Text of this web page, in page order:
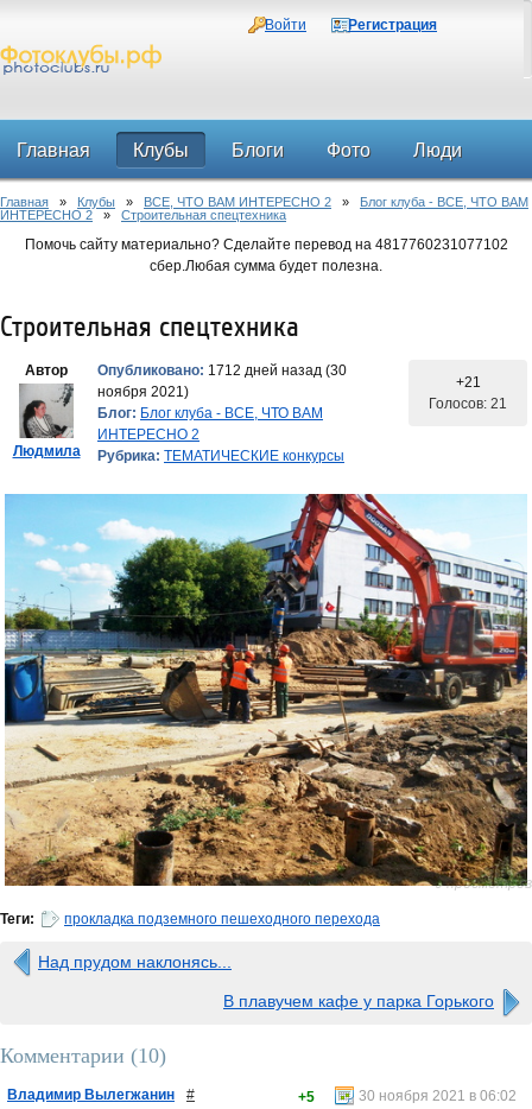
Войти Регистрация
Главная Клубы Блоги Фото Люди
Форум
Главная » Клубы » ВСЕ, ЧТО ВАМ ИНТЕРЕСНО 2 » Блог клуба - ВСЕ, ЧТО ВАМ
ИНТЕРЕСНО 2 » Строительная спецтехника
Помочь сайту материально? Сделайте перевод на 4817760231077102
сбер.Любая сумма будет полезна.
Строительная спецтехника
Автор
Людмила
Опубликовано: 1712 дней назад (30
ноября 2021)
Блог: Блог клуба - ВСЕ, ЧТО ВАМ
ИНТЕРЕСНО 2
Рубрика: ТЕМАТИЧЕСКИЕ конкурсы
+21
Голосов: 21
0 просмотров
Теги: прокладка подземного пешеходного перехода
Над прудом наклонясь...
В плавучем кафе у парка Горького
Комментарии (10)
Владимир Вылегжанин # 30 ноября 2021 в 06:02
+5